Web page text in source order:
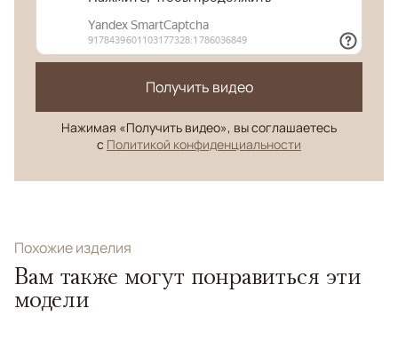
Получить видео
Нажимая «Получить видео», вы соглашаетесь
с Политикой конфиденциальности
Похожие изделия
Вам также могут понравиться эти
модели